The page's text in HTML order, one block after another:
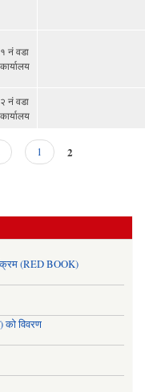
१ नं वडा
कार्यालय
२ नं वडा
कार्यालय
1 2
(RED BOOK)
विवरण